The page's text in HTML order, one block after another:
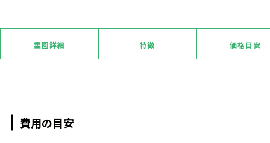
霊園詳細 特徴 価格目安
費用の目安